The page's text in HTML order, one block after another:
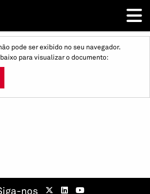
pode ser exibido no seu navegador.
para visualizar o documento:
nos